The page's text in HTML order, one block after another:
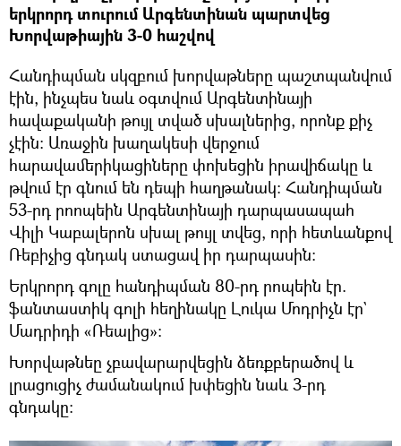
երկրորդ տուրում Արգենտինան պարտվեց
Խորվաթիային 3-0 հաշվով
Հանդիպման սկզբում խորվաթները պաշտպանվում
էին, ինչպես նաև օգտվում Արգենտինայի
հավաքականի թույլ տված սխալներից, որոնք քիչ
չէին: Առաջին խաղակեսի վերջում
հարավամերիկացիները փոխեցին իրավիճակը և
թվում էր գնում են դեպի հաղթանակ։ Հանդիպման
53-րդ րոոպեին Արգենտինայի դարպասապահ
Վիլի Կաբալերոն սխալ թույլ տվեց, որի հետևանքով
Ռեբիչից գնդակ ստացավ իր դարպասին։
Երկրորդ գոլը հանդիպման 80-րդ րոպեին էր.
ֆանտաստիկ գոլի հեղինակը Լուկա Մոդրիչն էր`
Մադրիդի «Ռեալից»:
Խորվաթնեը չբավարարվեցին ձեռքբերածով և
լրացուցիչ ժամանակում խփեցին նաև 3-րդ
գնդակը: